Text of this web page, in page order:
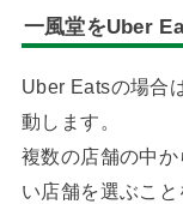
一風堂をUber
Uber Eatsの場合
動します。
複数の店舗の中
い店舗を選ぶこと